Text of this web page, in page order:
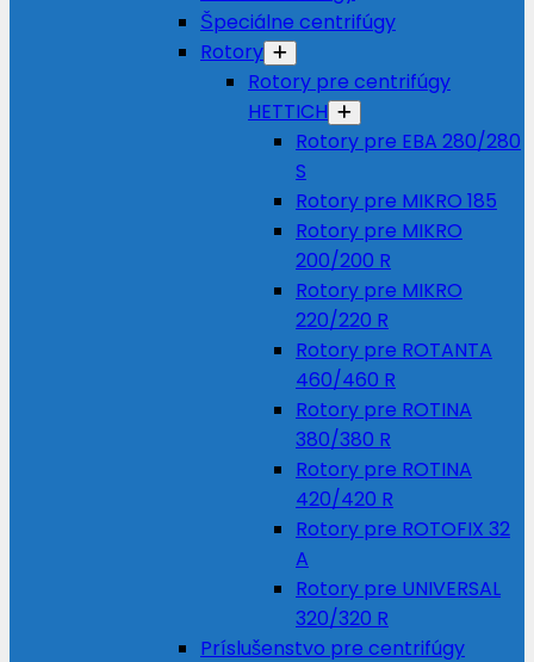
Špeciálne centrifúgy
Rotory
Rotory pre centrifúgy
HETTICH
Rotory pre EBA 280/280
S
Rotory pre MIKRO 185
Rotory pre MIKRO
200/200 R
Rotory pre MIKRO
220/220 R
Rotory pre ROTANTA
460/460 R
Rotory pre ROTINA
380/380 R
Rotory pre ROTINA
420/420 R
Rotory pre ROTOFIX 32
A
Rotory pre UNIVERSAL
320/320 R
Príslušenstvo pre centrifúgy